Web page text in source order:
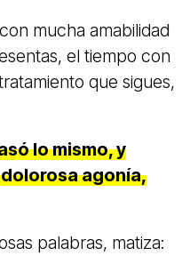
mucha amabilidad
el tiempo con
que sigues,
lo mismo, y
agonía,
palabras, matiza: